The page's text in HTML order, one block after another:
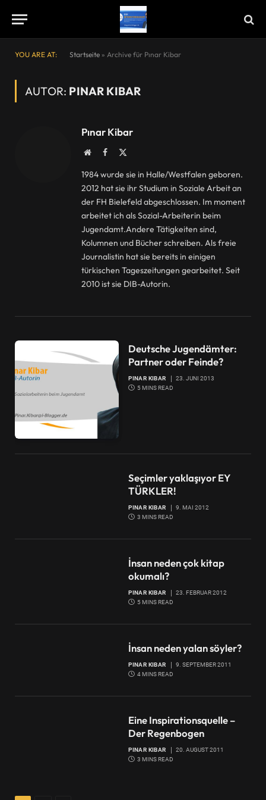
YOU ARE AT: Startseite » Archive für Pınar Kibar
AUTOR: PINAR KIBAR
Pınar Kibar
WebsiteFacebook
1984 wurde sie in Halle/Westfalen geboren.
2012 hat sie ihr Studium in Soziale Arbeit an
der FH Bielefeld abgeschlossen. Im moment
arbeitet ich als Sozial-Arbeiterin beim
Jugendamt.Andere Tätigkeiten sind,
Kolumnen und Bücher schreiben. Als freie
Journalistin hat sie bereits in einigen
türkischen Tageszeitungen gearbeitet. Seit
2010 ist sie DIB-Autorin.
Deutsche Jugendämter:
Partner oder Feinde?
PINAR KIBAR
23. JUNI 2013
5 MINS READ
Seçimler yaklaşıyor EY
TÜRKLER!
PINAR KIBAR
9. MAI 2012
3 MINS READ
İnsan neden çok kitap
okumalı?
PINAR KIBAR
23. FEBRUAR 2012
5 MINS READ
İnsan neden yalan söyler?
PINAR KIBAR
9. SEPTEMBER 2011
4 MINS READ
Eine Inspirationsquelle –
Der Regenbogen
PINAR KIBAR
20. AUGUST 2011
3 MINS READ